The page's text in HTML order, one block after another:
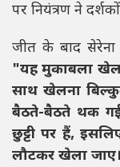
पर नियंत्रण ने
जीत के बाद
"यह मुकाबला
साथ खेलना
बैठते-बैठते थक
छुट्टी पर हैं,
लौटकर खेला